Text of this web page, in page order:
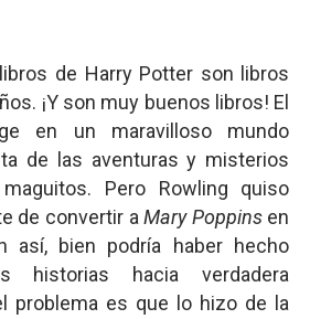
de Harry Potter son libros
¡Y son muy buenos libros! El
en un maravilloso mundo
de las aventuras y misterios
Pero Rowling quiso
de convertir aMary Poppinsen
así, bien podría haber hecho
historias hacia verdadera
problema es que lo hizo de la